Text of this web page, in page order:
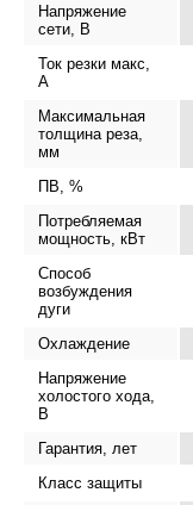
Напряжение
сети, В
Ток резки макс,
А
Максимальная
толщина реза,
мм
ПВ, %
Потребляемая
мощность, кВт
Способ
возбуждения
дуги
Охлаждение
Напряжение
холостого хода,
В
Гарантия, лет
Класс защиты